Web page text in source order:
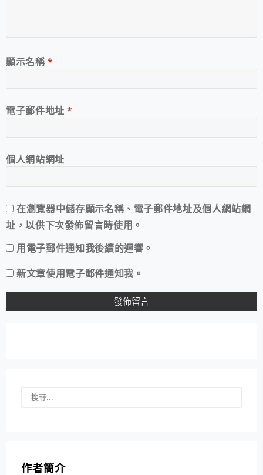
顯示名稱*
電子郵件地址*
個人網站網址
在瀏覽器中儲存顯示名稱、電子郵件地址及個人網站網
址，以供下次發佈留言時使用。
用電子郵件通知我後續的迴響。
新文章使用電子郵件通知我。
作者簡介